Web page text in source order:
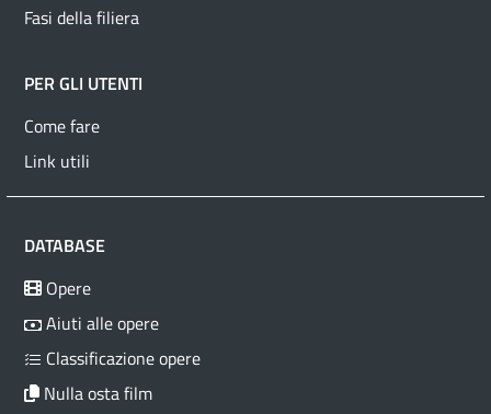
Fasi della filiera
PER GLI UTENTI
Come fare
Link utili
DATABASE
Opere
Aiuti alle opere
Classificazione opere
Nulla osta film